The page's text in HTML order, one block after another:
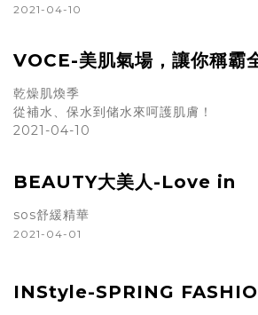
2021-04-10
VOCE-美肌氣場，讓你稱霸
乾燥肌煥季
從補水、保水到储水來呵護肌膚！
2021-04-10
BEAUTY大美人-Love in
sos舒緩精華
2021-04-01
INStyle-SPRING